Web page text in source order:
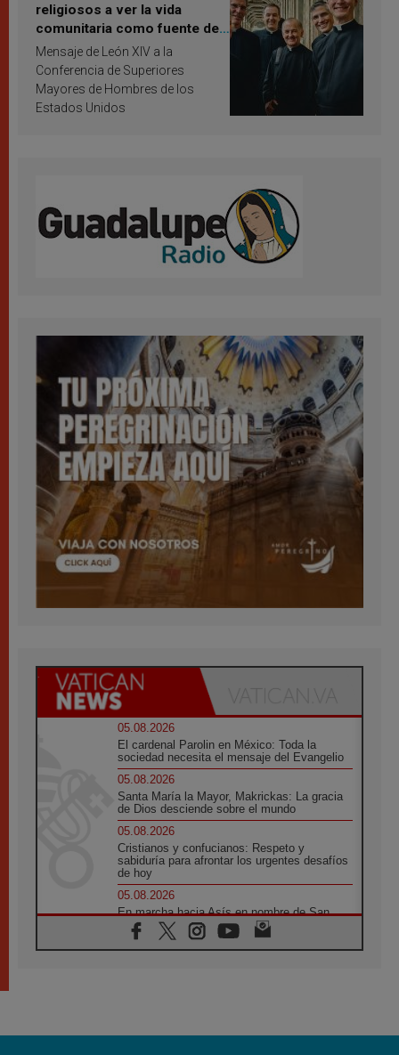
religiosos a ver la vida
comunitaria como fuente de
inspiración y santificación
Mensaje de León XIV a la
Conferencia de Superiores
Mayores de Hombres de los
Estados Unidos
05.08.2026
El cardenal Parolin en México: Toda la
sociedad necesita el mensaje del Evangelio
05.08.2026
Santa María la Mayor, Makrickas: La gracia
de Dios desciende sobre el mundo
05.08.2026
Cristianos y confucianos: Respeto y
sabiduría para afrontar los urgentes desafíos
de hoy
05.08.2026
En marcha hacia Asís en nombre de San
Francisco, a la espera de León
05.08.2026